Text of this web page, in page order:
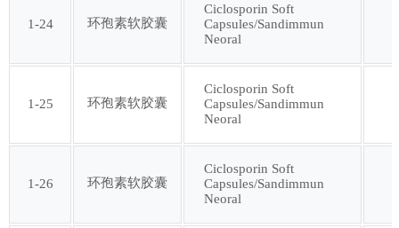
第八十四批
第八十五批 第八十六批
第八十八批
第九十批
第九十一批 第九十二批
1-24 环孢素软胶囊
Ciclosporin Soft
Capsules/Sandimmun
Neoral
1-25 环孢素软胶囊
Ciclosporin Soft
Capsules/Sandimmun
Neoral
1-26 环孢素软胶囊
Ciclosporin Soft
Capsules/Sandimmun
Neoral